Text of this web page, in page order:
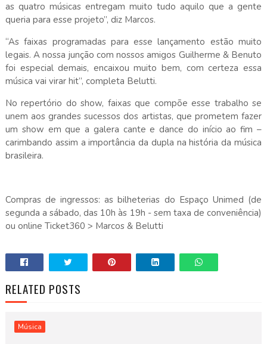
as quatro músicas entregam muito tudo aquilo que a gente
queria para esse projeto”, diz Marcos.
“As faixas programadas para esse lançamento estão muito
legais. A nossa junção com nossos amigos Guilherme & Benuto
foi especial demais, encaixou muito bem, com certeza essa
música vai virar hit”, completa Belutti.
No repertório do show, faixas que compõe esse trabalho se
unem aos grandes sucessos dos artistas, que prometem fazer
um show em que a galera cante e dance do início ao fim –
carimbando assim a importância da dupla na história da música
brasileira.
Compras de ingressos: as bilheterias do Espaço Unimed (de
segunda a sábado, das 10h às 19h - sem taxa de conveniência)
ou online Ticket360 > Marcos & Belutti
RELATED POSTS
Música